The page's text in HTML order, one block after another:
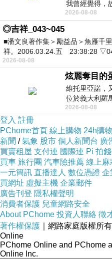
我曾經覺得，
震中倒塌，七
2026-08-08
◎吉祥_043~045
■潘文良著作集＞勵益品＞魚雁千
祥。2006.03.24.五 23:38:28
2026-08-08
炫麗奪目的
維托里亞諾，
位於義大利羅
用以紀念統一
2026-08-08
登入 註冊
PChome首頁 線上購物 24h購物
新聞 /氣象 股市 個人新聞台 廣
買賣租屋 支付連 國際連 Pi 拍
買車 旅行團 汽車險推薦 線上麻
一元簡訊 直播達人 數位憑證 企
買網址 虛擬主機 企業郵件
廣告刊登 隱私權聲明
消費者保護 兒童網路安全
About PChome 投資人聯絡 徵
著作權保護 ｜網路家庭版權所
Online
PChome Online and PChome
Online Inc.